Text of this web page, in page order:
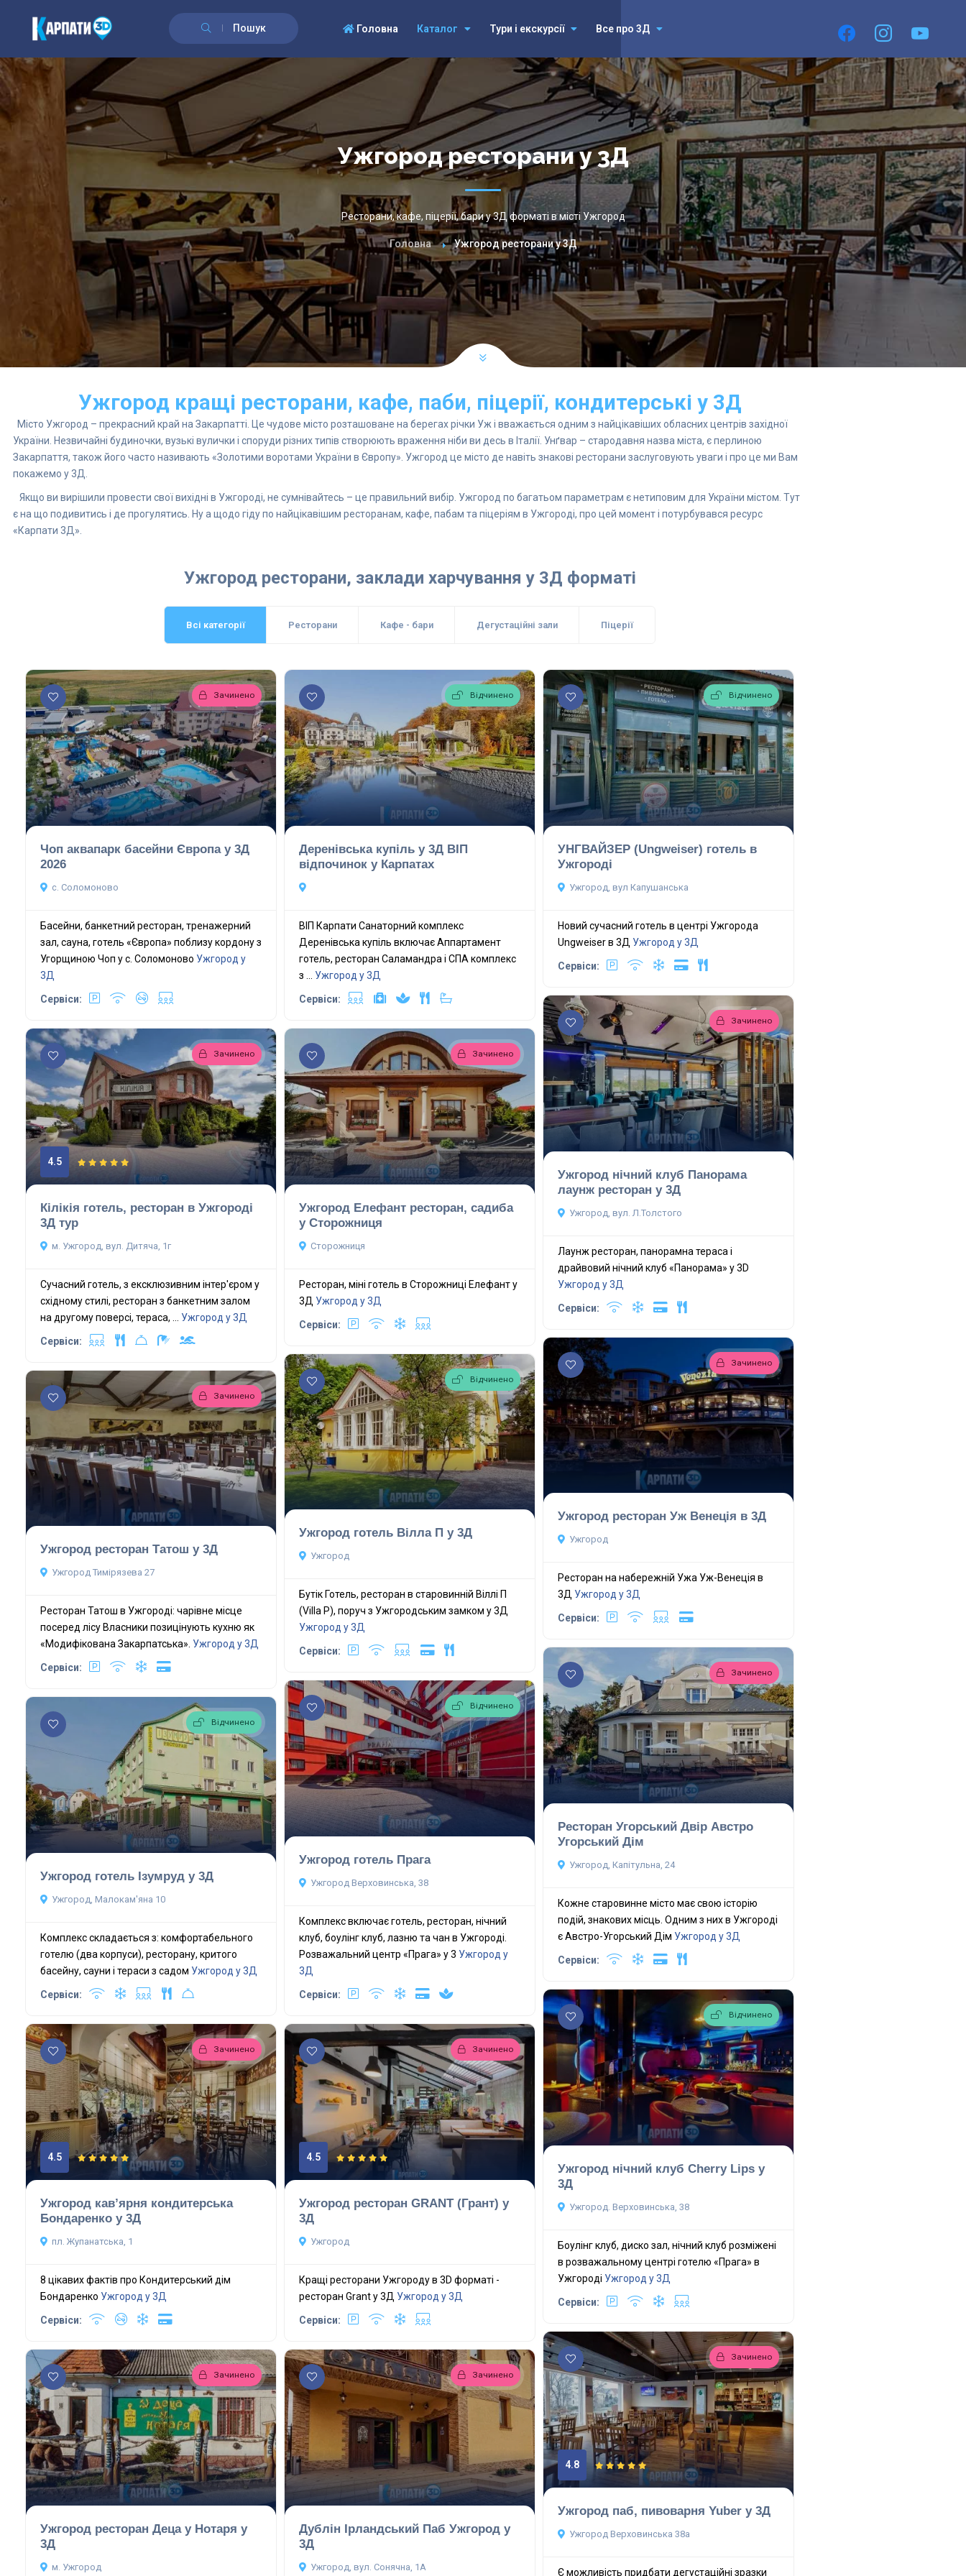
Пошук
Головна
Каталог Тури і екскурсії Все про 3Д
Ужгород ресторани у 3Д
Ресторани, кафе, піцерії, бари у 3Д форматі в місті Ужгород
Головна Ужгород ресторани у 3Д
Ужгород кращі ресторани, кафе, паби, піцерії, кондитерські у 3Д
Місто Ужгород – прекрасний край на Закарпатті. Це чудове місто розташоване на берегах річки Уж і вважається одним з найцікавіших обласних центрів західної
України. Незвичайні будиночки, вузькі вулички і споруди різних типів створюють враження ніби ви десь в Італії. Унґвар – стародавня назва міста, є перлиною
Закарпаття, також його часто називають «Золотими воротами України в Європу». Ужгород це місто де навіть знакові ресторани заслуговують уваги і про це ми Вам
покажемо у 3Д.
Якщо ви вирішили провести свої вихідні в Ужгороді, не сумнівайтесь – це правильний вибір. Ужгород по багатьом параметрам є нетиповим для України містом. Тут
є на що подивитись і де прогулятись. Ну а щодо гіду по найцікавішим ресторанам, кафе, пабам та піцеріям в Ужгороді, про цей момент і потурбувався ресурс
«Карпати 3Д».
Ужгород ресторани, заклади харчування у 3Д форматі
Всі категорії Ресторани Кафе - бари Дегустаційні зали Піцерії
Зачинено
Чоп аквапарк басейни Європа у 3Д
2026
с. Соломоново
Басейни, банкетний ресторан, тренажерний
зал, сауна, готель «Європа» поблизу кордону з
Угорщиною Чоп у с. Соломоново Ужгород у
3Д
Сервіси:
Відчинено
Деренівська купіль у 3Д ВІП
відпочинок у Карпатах
ВІП Карпати Санаторний комплекс
Деренівська купіль включає Аппартамент
готель, ресторан Саламандра і СПА комплекс
з ... Ужгород у 3Д
Сервіси:
Відчинено
УНГВАЙЗЕР (Ungweiser) готель в
Ужгороді
Ужгород, вул Капушанська
Новий сучасний готель в центрі Ужгорода
Ungweiser в 3Д Ужгород у 3Д
Сервіси:
Зачинено
Ужгород нічний клуб Панорама
лаунж ресторан у 3Д
Ужгород, вул. Л.Толстого
Лаунж ресторан, панорамна тераса і
драйвовий нічний клуб «Панорама» у 3D
Ужгород у 3Д
Сервіси:
Зачинено
4.5
Кілікія готель, ресторан в Ужгороді
3Д тур
м. Ужгород, вул. Дитяча, 1г
Сучасний готель, з ексклюзивним інтер'єром у
східному стилі, ресторан з банкетним залом
на другому поверсі, тераса, ... Ужгород у 3Д
Сервіси:
Зачинено
Ужгород Елефант ресторан, садиба
у Сторожниця
Сторожниця
Ресторан, міні готель в Сторожниці Елефант у
3Д Ужгород у 3Д
Сервіси:
Зачинено
Ужгород ресторан Уж Венеція в 3Д
Ужгород
Ресторан на набережній Ужа Уж-Венеція в
3Д Ужгород у 3Д
Сервіси:
Відчинено
Ужгород готель Вілла П у 3Д
Ужгород
Бутік Готель, ресторан в старовинній Віллі П
(Villa P), поруч з Ужгородським замком у 3Д
Ужгород у 3Д
Сервіси:
Зачинено
Ужгород ресторан Татош у 3Д
Ужгород Тимірязева 27
Ресторан Татош в Ужгороді: чарівне місце
посеред лісу Власники позицінують кухню як
«Модифікована Закарпатська». Ужгород у 3Д
Сервіси: Зачинено
Ресторан Угорський Двір Австро
Угорський Дім
Ужгород, Капітульна, 24
Кожне старовинне місто має свою історію
подій, знакових місць. Одним з них в Ужгороді
є Австро-Угорський Дім Ужгород у 3Д
Сервіси:
Відчинено
Ужгород готель Прага
Ужгород Верховинська, 38
Комплекс включає готель, ресторан, нічний
клуб, боулінг клуб, лазню та чан в Ужгороді.
Розважальний центр «Прага» у 3 Ужгород у
3Д
Сервіси:
Відчинено
Ужгород готель Ізумруд у 3Д
Ужгород, Малокам'яна 10
Комплекс складається з: комфортабельного
готелю (два корпуси), ресторану, критого
басейну, сауни і тераси з садом Ужгород у 3Д
Сервіси:
Відчинено
Ужгород нічний клуб Cherry Lips у
3Д
Ужгород. Верховинська, 38
Боулінг клуб, диско зал, нічний клуб розміжені
в розважальному центрі готелю «Прага» в
Ужгороді Ужгород у 3Д
Сервіси:
Зачинено
4.5
Ужгород кав’ярня кондитерська
Бондаренко у 3Д
пл. Жупанатська, 1
8 цікавих фактів про Кондитерський дім
Бондаренко Ужгород у 3Д
Сервіси:
Зачинено
4.5
Ужгород ресторан GRANT (Грант) у
3Д
Ужгород
Кращі ресторани Ужгороду в 3D форматі -
ресторан Grant у 3Д Ужгород у 3Д
Сервіси:
Зачинено
4.8
Ужгород паб, пивоварня Yuber у 3Д
Ужгород Верховинська 38а
Є можливість придбати дегустаційні зразки
Зачинено
Ужгород ресторан Деца у Нотаря у
3Д
м. Ужгород
Зачинено
Дублін Ірландський Паб Ужгород у
3Д
Ужгород, вул. Сонячна, 1А